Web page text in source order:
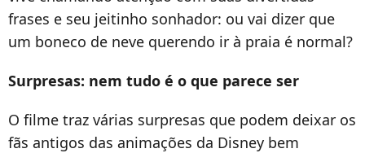
frases e seu jeitinho sonhador: ou vai dizer que
um boneco de neve querendo ir à praia é normal?
Surpresas: nem tudo é o que parece ser
O filme traz várias surpresas que podem deixar os
fãs antigos das animações da Disney bem